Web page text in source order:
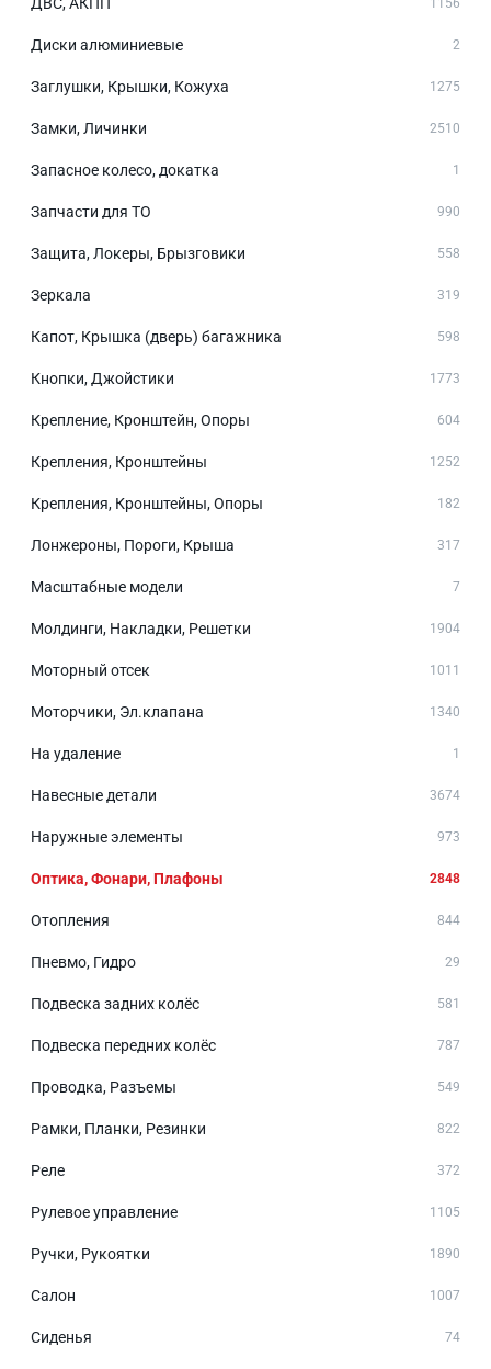
1156
Диски алюминиевые 2
Заглушки, Крышки, Кожуха 1275
Замки, Личинки 2510
Запасное колесо, докатка 1
Запчасти для ТО 990
Защита, Локеры, Брызговики 558
Зеркала 319
Капот, Крышка (дверь) багажника 598
Кнопки, Джойстики 1773
Крепление, Кронштейн, Опоры 604
Крепления, Кронштейны 1252
Крепления, Кронштейны, Опоры 182
Лонжероны, Пороги, Крыша 317
Масштабные модели 7
Молдинги, Накладки, Решетки 1904
Моторный отсек 1011
Моторчики, Эл.клапана 1340
На удаление 1
Навесные детали 3674
Наружные элементы 973
Оптика, Фонари, Плафоны 2848
Отопления 844
Пневмо, Гидро 29
Подвеска задних колёс 581
Подвеска передних колёс 787
Проводка, Разъемы 549
Рамки, Планки, Резинки 822
Реле 372
Рулевое управление 1105
Ручки, Рукоятки 1890
Салон 1007
Сиденья 74